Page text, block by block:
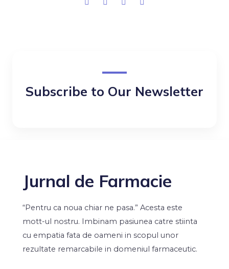
Subscribe to Our Newsletter
Jurnal de Farmacie
“Pentru ca noua chiar ne pasa.” Acesta este
mott-ul nostru. Imbinam pasiunea catre stiinta
cu empatia fata de oameni in scopul unor
rezultate remarcabile in domeniul farmaceutic.